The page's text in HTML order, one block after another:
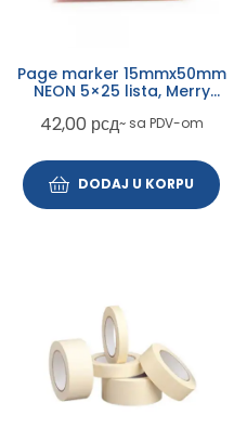
Page marker 15mmx50mm
NEON 5×25 lista, Merry
42,00 рсд~ sa PDV-om
DODAJ U KORPU